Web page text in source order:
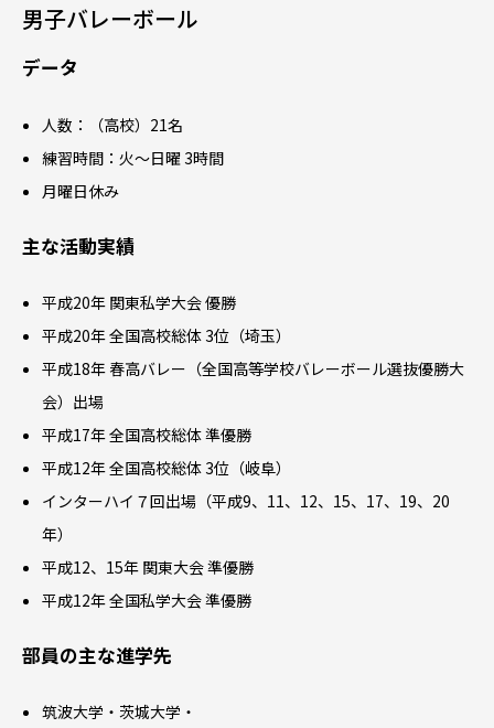
男子バレーボール
データ
人数：（高校）21名
練習時間：火～日曜 3時間
月曜日休み
主な活動実績
平成20年 関東私学大会 優勝
平成20年 全国高校総体 3位（埼玉）
平成18年 春高バレー（全国高等学校バレーボール選抜優勝大
会）出場
平成17年 全国高校総体 準優勝
平成12年 全国高校総体 3位（岐阜）
インターハイ７回出場（平成9、11、12、15、17、19、20
年）
平成12、15年 関東大会 準優勝
平成12年 全国私学大会 準優勝
部員の主な進学先
筑波大学・茨城大学・